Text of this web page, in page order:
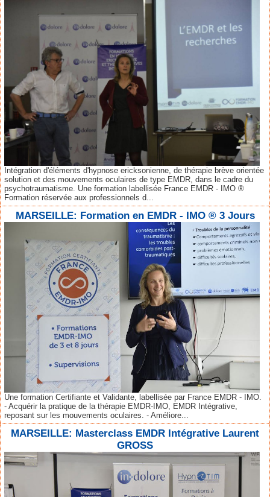
Intégration d'éléments d'hypnose ericksonienne, de thérapie brève orientée
solution et des mouvements oculaires de type EMDR, dans le cadre du
psychotraumatisme. Une formation labellisée France EMDR - IMO ®
Formation réservée aux professionnels d...
MARSEILLE: Formation en EMDR - IMO ® 3 Jours
Une formation Certifiante et Validante, labellisée par France EMDR - IMO.
- Acquérir la pratique de la thérapie EMDR-IMO, EMDR Intégrative,
reposant sur les mouvements oculaires. - Améliore...
MARSEILLE: Masterclass EMDR Intégrative Laurent
GROSS